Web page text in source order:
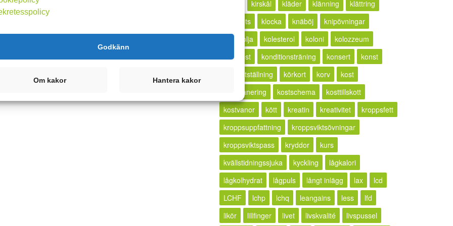
kirskål kläder klänning
klättring
klickhets
klocka knäböj
knipövningar
kokosolja
kolesterol koloni
kolozzeum
kompost
konditionsträning konsert
konst
konstutställning
körkort korv
kost
kostplanering
kostschema
kosttillskott
kostvanor
kött kreatin kreativitet
kroppsfett
kroppsuppfattning
kroppsviktsövningar
kroppsviktspass
kryddor
kurs
kvällstidningssjuka
kyckling
lågkalori
lågkolhydrat
lågpuls långt inlägg lax
lcd
LCHF
lchp lchq leangains less
lfd
likör
lillfinger livet livskvalité livspussel
Godkänn
Om kakor Hantera kakor